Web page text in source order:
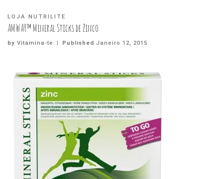
LOJA NUTRILITE
AMWAY™ Mineral Sticks de Zinco
by Vitamina-te | Published Janeiro 12, 2015